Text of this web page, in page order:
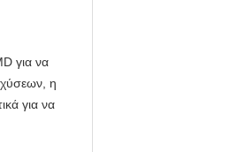
για να
η
για να